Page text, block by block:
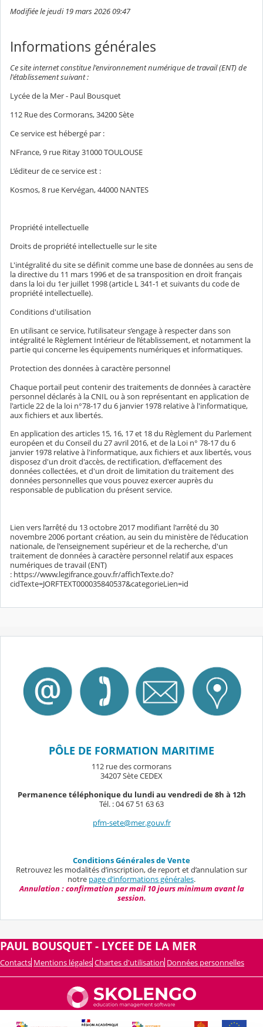
Modifiée le jeudi 19 mars 2026 09:47
Informations générales
Ce site internet constitue l'environnement numérique de travail (ENT) de
l'établissement suivant :
Lycée de la Mer - Paul Bousquet
112 Rue des Cormorans, 34200 Sète
Ce service est hébergé par :
NFrance, 9 rue Ritay 31000 TOULOUSE
L’éditeur de ce service est :
Kosmos, 8 rue Kervégan, 44000 NANTES
Propriété intellectuelle
Droits de propriété intellectuelle sur le site
L'intégralité du site se définit comme une base de données au sens de
la directive du 11 mars 1996 et de sa transposition en droit français
dans la loi du 1er juillet 1998 (article L 341-1 et suivants du code de
propriété intellectuelle).
Conditions d'utilisation
En utilisant ce service, l’utilisateur s’engage à respecter dans son
intégralité le Règlement Intérieur de l’établissement, et notamment la
partie qui concerne les équipements numériques et informatiques.
Protection des données à caractère personnel
Chaque portail peut contenir des traitements de données à caractère
personnel déclarés à la CNIL ou à son représentant en application de
l'article 22 de la loi n°78-17 du 6 janvier 1978 relative à l'informatique,
aux fichiers et aux libertés.
En application des articles 15, 16, 17 et 18 du Règlement du Parlement
européen et du Conseil du 27 avril 2016, et de la Loi n° 78-17 du 6
janvier 1978 relative à l'informatique, aux fichiers et aux libertés, vous
disposez d'un droit d'accès, de rectification, d'effacement des
données collectées, et d'un droit de limitation du traitement des
données personnelles que vous pouvez exercer auprès du
responsable de publication du présent service.
Lien vers l’arrêté du 13 octobre 2017 modifiant l'arrêté du 30
novembre 2006 portant création, au sein du ministère de l'éducation
nationale, de l'enseignement supérieur et de la recherche, d'un
traitement de données à caractère personnel relatif aux espaces
numériques de travail (ENT)
: https://www.legifrance.gouv.fr/affichTexte.do?
cidTexte=JORFTEXT000035840537&categorieLien=id
PÔLE DE FORMATION MARITIME
112 rue des cormorans
34207 Sète CEDEX
Permanence téléphonique du lundi au vendredi de 8h à 12h
Tél. : 04 67 51 63 63
pfm-sete@mer.gouv.fr
Conditions Générales de Vente
Retrouvez les modalités d’inscription, de report et d’annulation sur
notre page d’informations générales.
Annulation : confirmation par mail 10 jours minimum avant la
session.
PAUL BOUSQUET - LYCEE DE LA MER
Contacts Mentions légales Chartes d'utilisation Données personnelles